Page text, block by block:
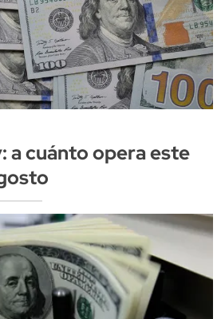
a cuánto opera este